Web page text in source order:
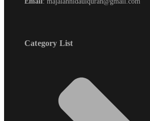
Category List